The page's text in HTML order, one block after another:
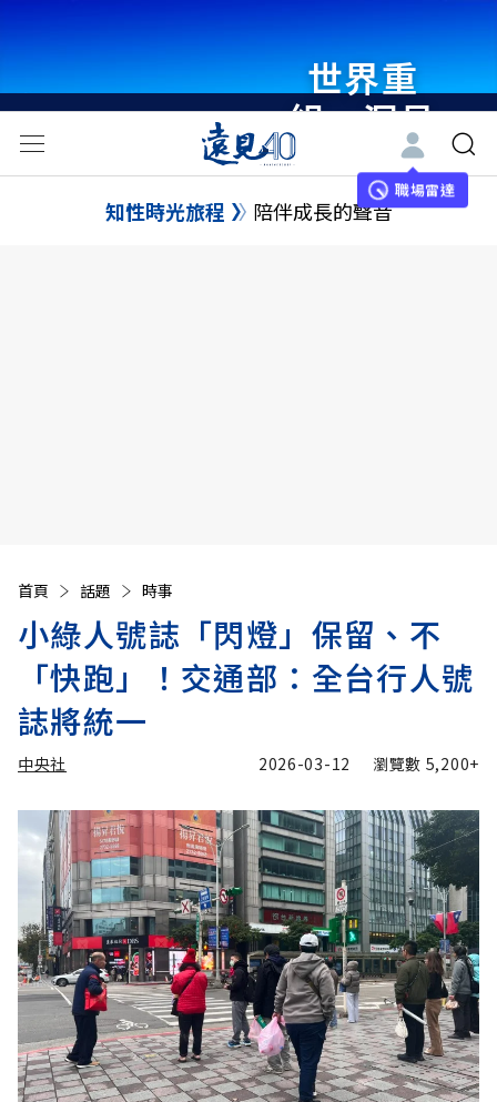
世界重
組・洞見
未來 與
世界領袖
職場雷達
知性時光旅程 陪伴成長的聲音
首頁 話題 時事
小綠人號誌「閃燈」保留、不
「快跑」！交通部：全台行人號
誌將統一
中央社 2026-03-12 瀏覽數 5,200+